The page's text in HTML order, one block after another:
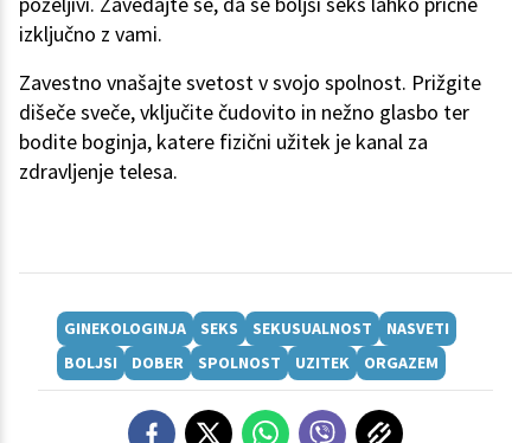
izključno z vami.
Zavestno vnašajte svetost v svojo spolnost. Prižgite
dišeče sveče, vključite čudovito in nežno glasbo ter
bodite boginja, katere fizični užitek je kanal za
zdravljenje telesa.
GINEKOLOGINJA SEKS SEKUSUALNOST
NASVETI
BOLJSI
DOBER SPOLNOST UZITEK ORGAZEM